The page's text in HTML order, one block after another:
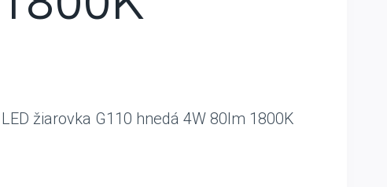
žiarovka G110 hnedá 4W 80lm 1800K